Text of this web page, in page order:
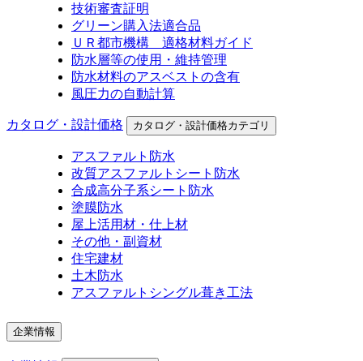
技術審査証明
グリーン購入法適合品
ＵＲ都市機構 適格材料ガイド
防水層等の使用・維持管理
防水材料のアスベストの含有
風圧力の自動計算
カタログ・設計価格 カタログ・設計価格カテゴリ
アスファルト防水
改質アスファルトシート防水
合成高分子系シート防水
塗膜防水
屋上活用材・仕上材
その他・副資材
住宅建材
土木防水
アスファルトシングル葺き工法
企業情報